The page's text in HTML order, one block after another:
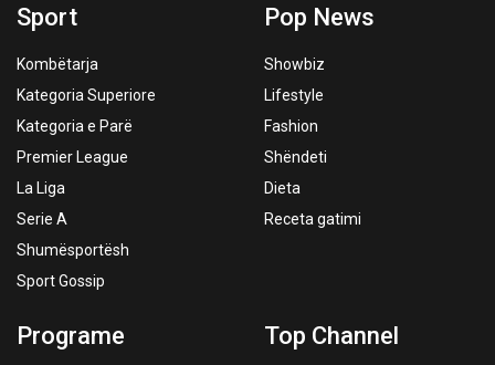
Sport
Kombëtarja
Kategoria Superiore
Kategoria e Parë
Premier League
La Liga
Serie A
Shumësportësh
Sport Gossip
Pop News
Showbiz
Lifestyle
Fashion
Shëndeti
Dieta
Receta gatimi
Programe Top Channel